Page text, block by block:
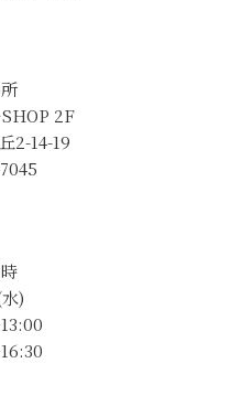
2F
2-14-19
)